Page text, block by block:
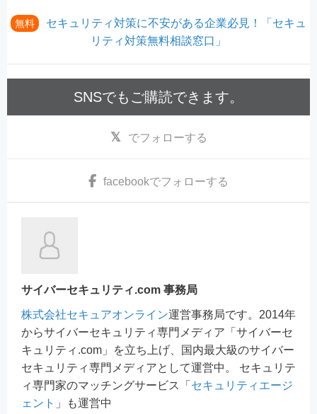
無料
セキュリティ対策に不安がある企業必見！「セキュ
リティ対策無料相談窓口」
SNSでもご購読できます。
でフォローする
facebookでフォローする
サイバーセキュリティ.com 事務局
株式会社セキュアオンライン運営事務局です。2014年
からサイバーセキュリティ専門メディア「サイバーセ
キュリティ.com」を立ち上げ、国内最大級のサイバー
セキュリティ専門メディアとして運営中。 セキュリテ
ィ専門家のマッチングサービス「 セキュリティエージ
ェント 」も運営中